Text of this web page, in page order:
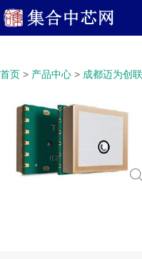
产品分类 产品列表 中文
首页 > 产品中心 > 成都迈为创